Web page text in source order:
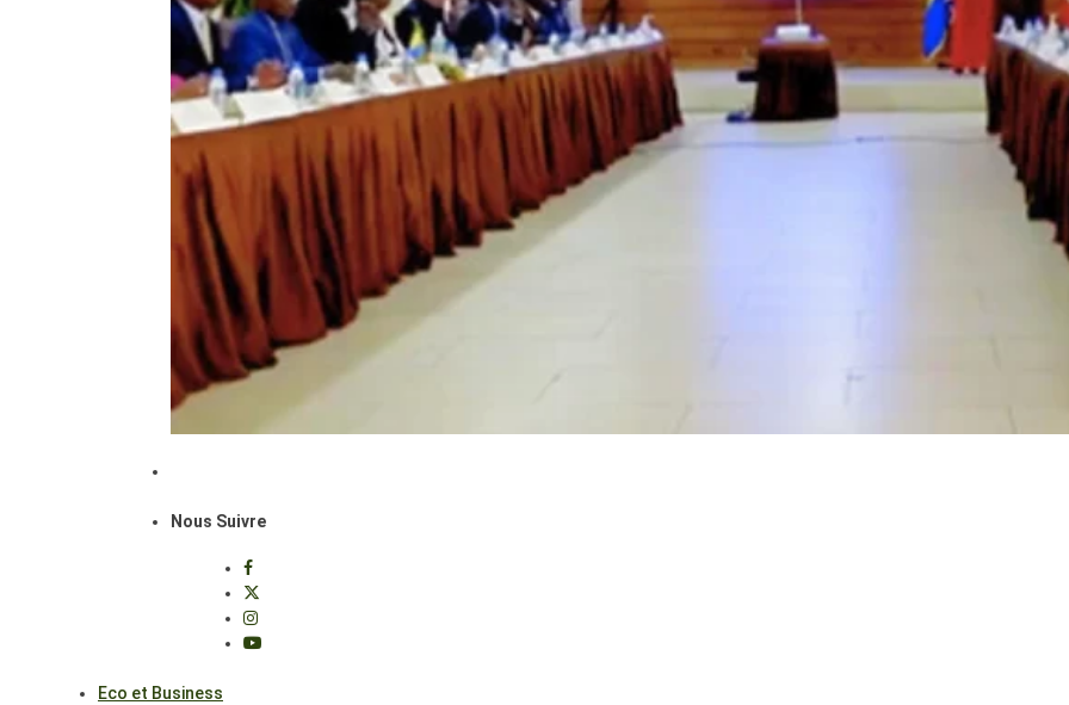
Nous Suivre
Eco et Business